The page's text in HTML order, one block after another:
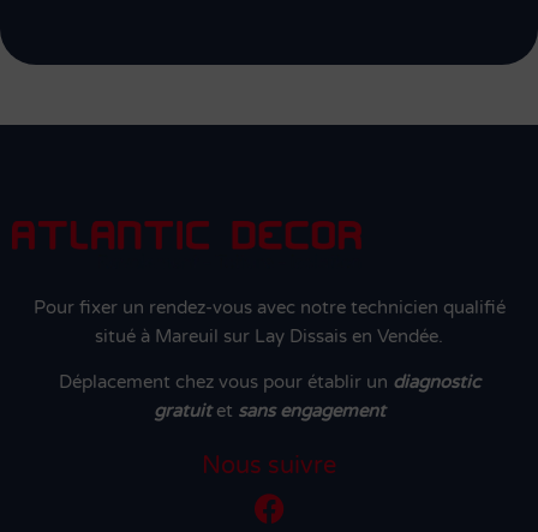
Pour fixer un rendez-vous avec notre technicien qualifié
situé à Mareuil sur Lay Dissais en Vendée.
Déplacement chez vous pour établir un diagnostic
gratuitet sans engagement
Nous suivre